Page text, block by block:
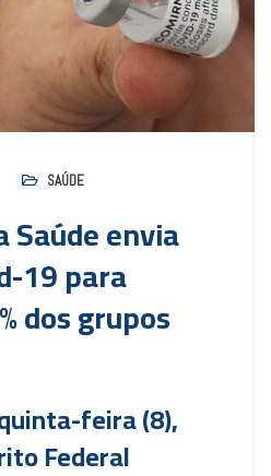
SAÚDE
envia
19 para
dos grupos
feira (8),
Federal